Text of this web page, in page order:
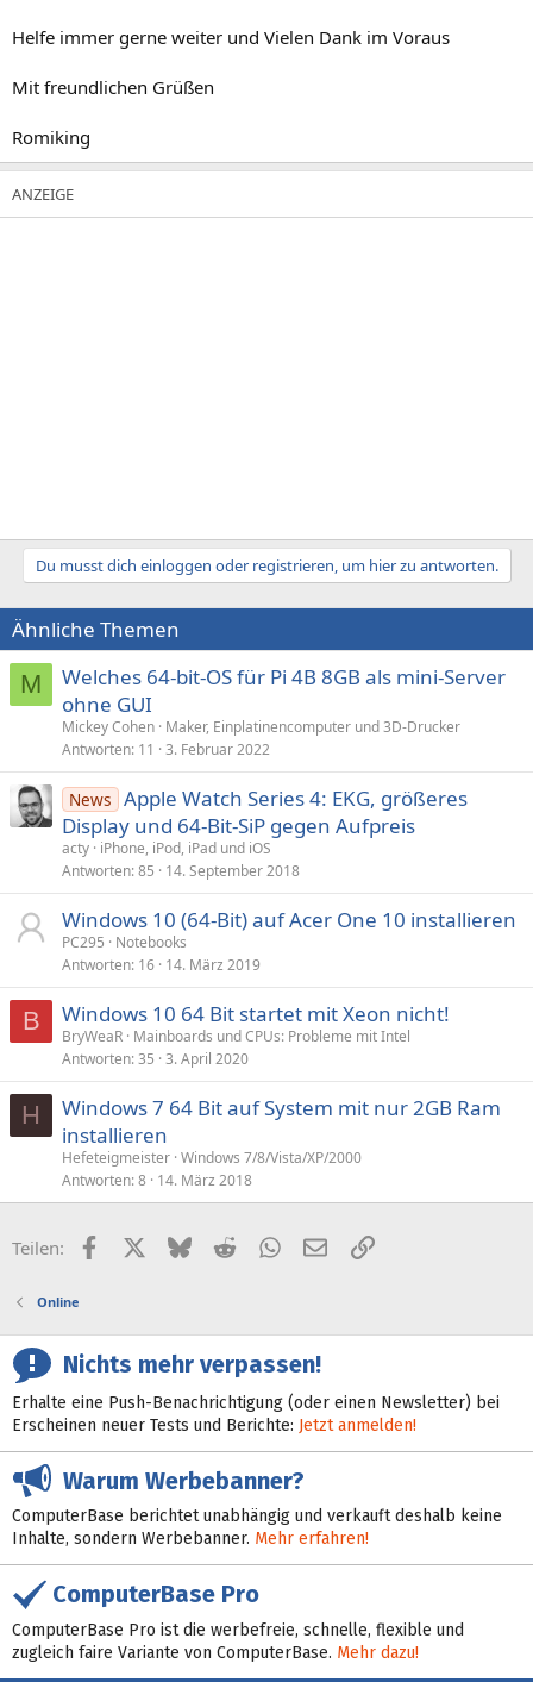
Helfe immer gerne weiter und Vielen Dank im Voraus
Mit freundlichen Grüßen
Romiking
Du musst dich einloggen oder registrieren, um hier zu antworten.
Ähnliche Themen
M
Welches 64-bit-OS für Pi 4B 8GB als mini-Server
ohne GUI
Mickey Cohen Maker, Einplatinencomputer und 3D-Drucker
Antworten 11 3. Februar 2022
News Apple Watch Series 4: EKG, größeres
Display und 64-Bit-SiP gegen Aufpreis
acty iPhone, iPod, iPad und iOS
Antworten 85 14. September 2018
Windows 10 (64-Bit) auf Acer One 10 installieren
PC295
Notebooks
Antworten 16 14. März 2019
B Windows 10 64 Bit startet mit Xeon nicht!
BryWeaR Mainboards und CPUs: Probleme mit Intel
Antworten 35 3. April 2020
H
Windows 7 64 Bit auf System mit nur 2GB Ram
installieren
Hefeteigmeister Windows 7/8/Vista/XP/2000
Antworten 8 14. März 2018
Teilen: FacebookX (Twitter)
BlueskyRedditWhatsApp
E-MailLink
Online
Nichts mehr verpassen!
Erhalte eine Push-Benachrichtigung (oder einen Newsletter) bei
Erscheinen neuer Tests und Berichte: Jetzt anmelden!
Warum Werbebanner?
ComputerBase berichtet unabhängig und verkauft deshalb keine
Inhalte, sondern Werbebanner. Mehr erfahren!
ComputerBase Pro
ComputerBase Pro ist die werbefreie, schnelle, flexible und
zugleich faire Variante von ComputerBase. Mehr dazu!